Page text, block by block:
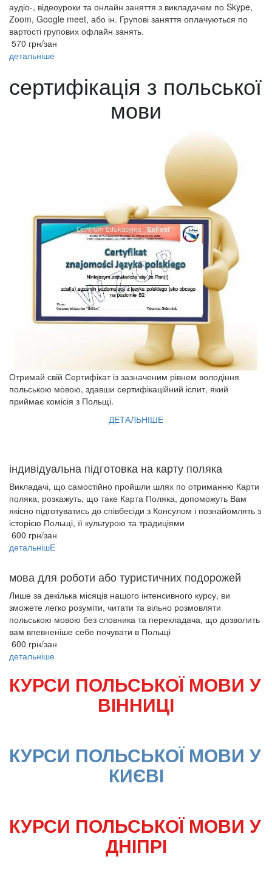
аудіо-, відеоуроки та онлайн заняття з викладачем по Skype,
Zoom, Google meet, або ін. Групові заняття оплачуються по
вартості групових офлайн занять.
570 грн/зан
детальніше
сертифікація з польської
мови
Отримай свій Сертифікат із зазначеним рівнем володіння
польською мовою, здавши сертифікаційний іспит, який
приймає комісія з Польщі.
ДЕТАЛЬНІШЕ
індивідуальна підготовка на карту поляка
Викладачі, що самостійно пройшли шлях по отриманню Карти
поляка, розкажуть, що таке Карта Поляка, допоможуть Вам
якісно підготуватись до співбесіди з Консулом і познайомлять з
історією Польщі, її культурою та традиціями
600 грн/зан
детальнішЕ
мова для роботи або туристичних подорожей
Лише за декілька місяців нашого інтенсивного курсу, ви
зможете легко розуміти, читати та вільно розмовляти
польською мовою без словника та перекладача, що дозволить
вам впевненіше себе почувати в Польщі
600 грн/зан
детальніше
КУРСИ ПОЛЬСЬКОЇ МОВИ У
ВІННИЦІ
КУРСИ ПОЛЬСЬКОЇ МОВИ У
КИЄВІ
КУРСИ ПОЛЬСЬКОЇ МОВИ У
ДНІПРІ